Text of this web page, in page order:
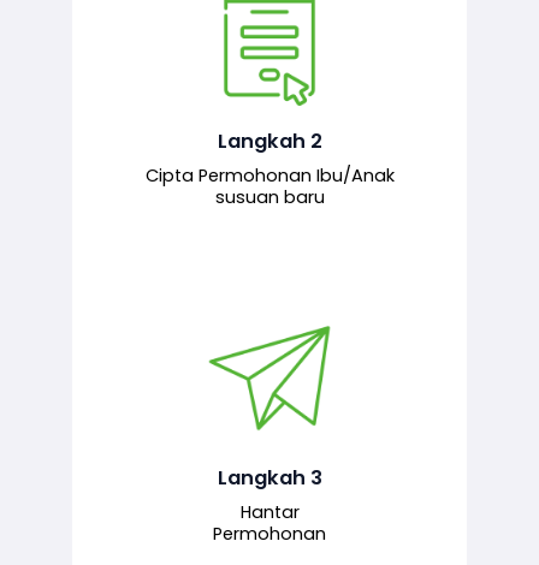
Langkah 2
Cipta Permohonan Ibu/Anak
susuan baru
Pemohon mengisi borang
permohonan bagi pendaftaran
baharu melalui sistem.
Langkah 3
Hantar
Permohonan
Permohonan yang lengkap dihantar
untuk proses semakan dan
bertanggungjawab.